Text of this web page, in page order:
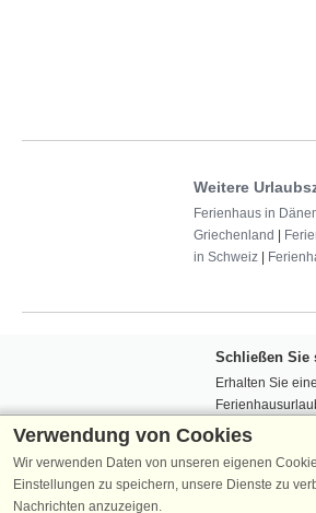
Weitere
Ferienhaus in
Griechenland
in Schweiz
Schließen Sie
Erhalten Sie
Verpassen Sie
Verwendung von Cookies
Wir verwenden Daten von unseren eigenen
Einstellungen zu speichern, unsere Dienste zu
Nachrichten anzuzeigen.